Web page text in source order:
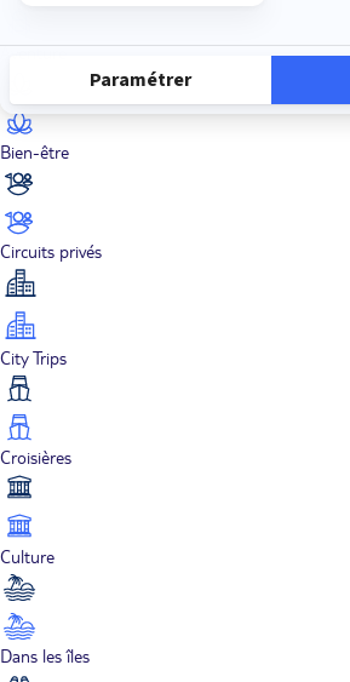
Aventure
Bien-être
Circuits privés
City Trips
Croisières
Culture
Dans les îles